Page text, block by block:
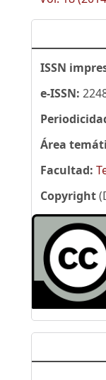
ISSN
e-ISSN:
Área
Facultad:
Copyright